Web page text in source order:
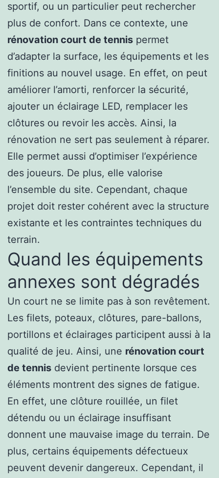
sportif, ou un particulier peut rechercher
plus de confort. Dans ce contexte, une
rénovation court de tennis permet
d’adapter la surface, les équipements et les
finitions au nouvel usage. En effet, on peut
améliorer l’amorti, renforcer la sécurité,
ajouter un éclairage LED, remplacer les
clôtures ou revoir les accès. Ainsi, la
rénovation ne sert pas seulement à réparer.
Elle permet aussi d’optimiser l’expérience
des joueurs. De plus, elle valorise
l’ensemble du site. Cependant, chaque
projet doit rester cohérent avec la structure
existante et les contraintes techniques du
terrain.
Quand les équipements
annexes sont dégradés
Un court ne se limite pas à son revêtement.
Les filets, poteaux, clôtures, pare-ballons,
portillons et éclairages participent aussi à la
qualité de jeu. Ainsi, une rénovation court
de tennis devient pertinente lorsque ces
éléments montrent des signes de fatigue.
En effet, une clôture rouillée, un filet
détendu ou un éclairage insuffisant
donnent une mauvaise image du terrain. De
plus, certains équipements défectueux
peuvent devenir dangereux. Cependant, il